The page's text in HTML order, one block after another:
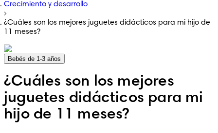
Crecimiento y desarrollo
¿Cuáles son los mejores juguetes didácticos para mi hijo de
11 meses?
Bebés de 1-3 años
¿Cuáles son los mejores
juguetes didácticos para mi
hijo de 11 meses?